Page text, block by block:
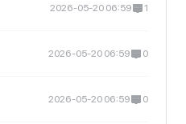
2026-05-20 06:59 1
2026-05-20 06:59 0
2026-05-20 06:59 0